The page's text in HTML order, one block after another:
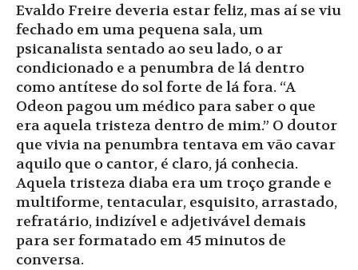
Evaldo Freire deveria estar feliz, mas aí se viu
fechado em uma pequena sala, um
psicanalista sentado ao seu lado, o ar
condicionado e a penumbra de lá dentro
como antítese do sol forte de lá fora. “A
Odeon pagou um médico para saber o que
era aquela tristeza dentro de mim.” O doutor
que vivia na penumbra tentava em vão cavar
aquilo que o cantor, é claro, já conhecia.
Aquela tristeza diaba era um troço grande e
multiforme, tentacular, esquisito, arrastado,
refratário, indizível e adjetivável demais
para ser formatado em 45 minutos de
conversa.